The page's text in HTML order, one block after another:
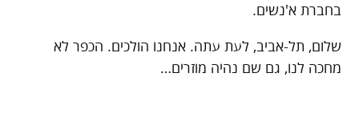
בחברת א'נשים.
שלום, תל-אביב, לעת עתה. אנחנו הולכים. הכפר לא
מחכה לנו, גם שם נהיה מוזרים…